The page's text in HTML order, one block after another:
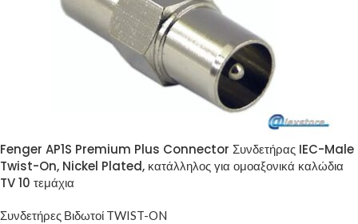
Fenger AP1S Premium Plus Connector Συνδετήρας IEC-Male
Twist-On, Nickel Plated, κατάλληλος για ομοαξονικά καλώδια
TV 10 τεμάχια
Συνδετήρες Βιδωτοί TWIST-ON